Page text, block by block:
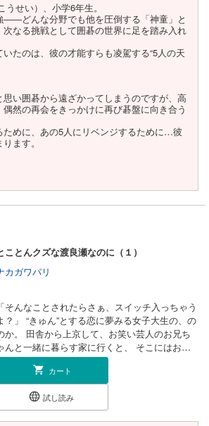
せい）、小学6年生。
――どんな分野でも他を圧倒する「神童」と
次なる挑戦として囲碁の世界に足を踏み入れ
たのは、彼の才能すらも凌駕する“5人の天
い囲碁から遠ざかってしまうのですが、高
然の再会をきっかけに再び碁盤に向き合う
ために、あの5人にリベンジするために…彼
ます。
ですか？
知りそこからの再起をはかる物語かと思い
異なります。
おかの たまき）の言葉を借りるのであれば
球の才能を持つ少年が入った近所の野球教
ら、その少年は自分に野球の才能がないっ
」
はなかったというところに注目していただ
決して囲碁の才能がない訳ではなく、才能
の存在がいた…！！ということ。
知らしめるためにリベンジをはかる物語な
出てこない物語じゃないか！！思わずツッコ
す。
ことんクズな渡良瀬なのに（１）
カガワパリ
「そんなことされたらさぁ、スイッチ入っちゃう
ん”とする恋に夢みる女子大生の、の
か。 田舎から上京して、お笑い芸人のお兄ち
んと一緒に暮らす家に行くと、 そこにはお兄
ゃんの相方で、クズで話題の渡良瀬（わたら
せ）もいた！ 女の子大好きだし、距離感も近い
険人物！のはずなのにーー！？ お笑い芸人No.
1モテ男と、“ガチ恋してはいけない”同居生活！
電子書籍限定の描き下ろし漫画付き】
カート
試し読み